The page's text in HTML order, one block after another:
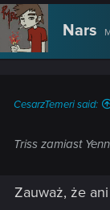
c
t
i
n
Nars
CesarzTemeri said:
Triss zamiast
Zauważ, że